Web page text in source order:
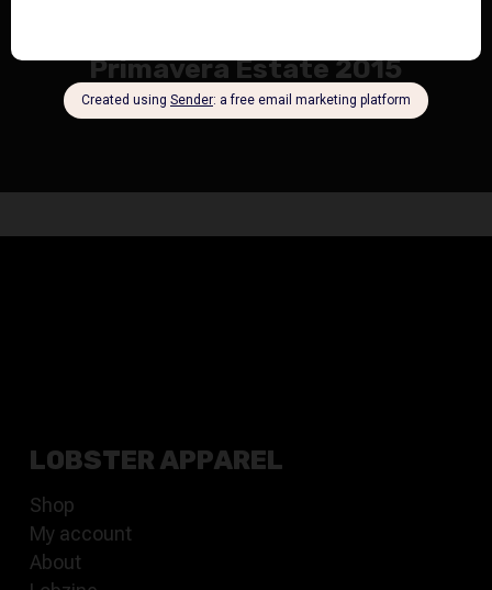
Primavera Estate 2015
LOBSTER APPAREL
Shop
My account
About